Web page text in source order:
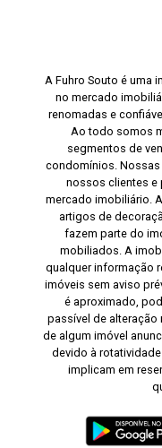
A Fuhro Souto é uma
no mercado
renomadas e
Ao todo somos
segmentos de
condomínios.
nossos clientes e
mercado imobiliário.
artigos de
fazem parte do
mobiliados. A
qualquer informação
imóveis sem aviso
é aproximado,
passível de alteração
de algum imóvel
devido à
implicam em